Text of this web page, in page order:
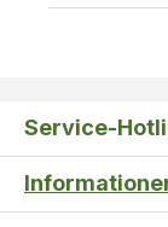
Service-